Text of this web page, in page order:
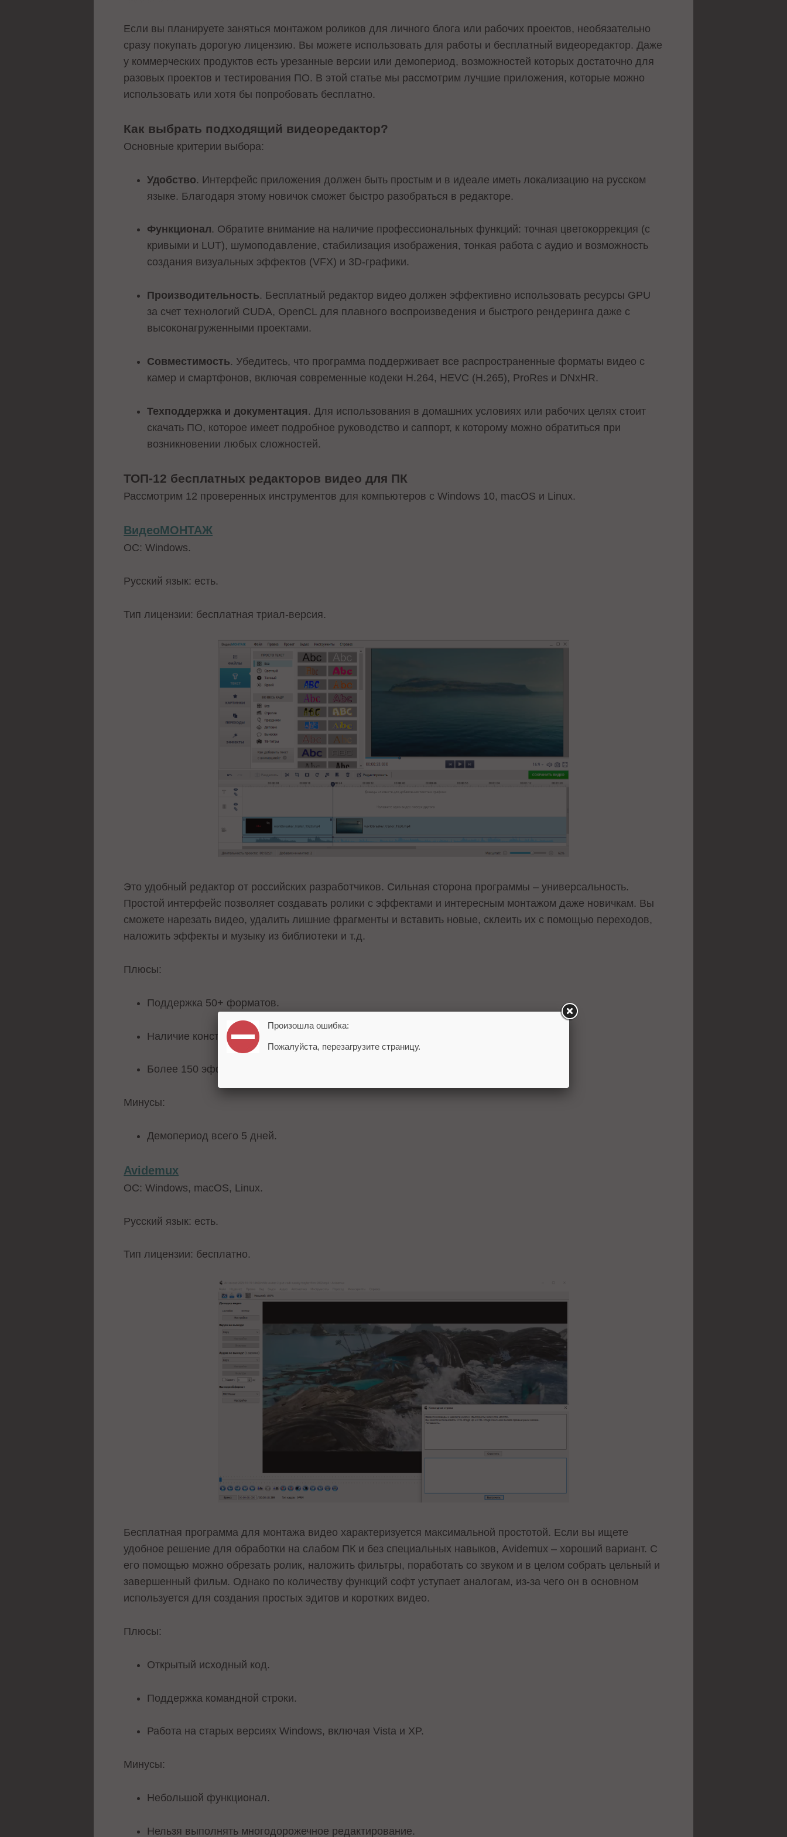
Если вы планируете заняться монтажом роликов для личного блога или рабочих проектов, необязательно
сразу покупать дорогую лицензию. Вы можете использовать для работы и бесплатный видеоредактор. Даже
у коммерческих продуктов есть урезанные версии или демопериод, возможностей которых достаточно для
разовых проектов и тестирования ПО. В этой статье мы рассмотрим лучшие приложения, которые можно
использовать или хотя бы попробовать бесплатно.
Как выбрать подходящий видеоредактор?
Основные критерии выбора:
Удобство. Интерфейс приложения должен быть простым и в идеале иметь локализацию на русском
языке. Благодаря этому новичок сможет быстро разобраться в редакторе.
Функционал. Обратите внимание на наличие профессиональных функций: точная цветокоррекция (с
кривыми и LUT), шумоподавление, стабилизация изображения, тонкая работа с аудио и возможность
создания визуальных эффектов (VFX) и 3D-графики.
Производительность. Бесплатный редактор видео должен эффективно использовать ресурсы GPU
за счет технологий CUDA, OpenCL для плавного воспроизведения и быстрого рендеринга даже с
высоконагруженными проектами.
Совместимость. Убедитесь, что программа поддерживает все распространенные форматы видео с
камер и смартфонов, включая современные кодеки H.264, HEVC (H.265), ProRes и DNxHR.
Техподдержка и документация . Для использования в домашних условиях или рабочих целях стоит
скачать ПО, которое имеет подробное руководство и саппорт, к которому можно обратиться при
возникновении любых сложностей.
ТОП-12 бесплатных редакторов видео для ПК
Рассмотрим 12 проверенных инструментов для компьютеров с Windows 10, macOS и Linux.
ВидеоМОНТАЖ
ОС: Windows.
Русский язык: есть.
Тип лицензии: бесплатная триал-версия.
Это удобный редактор от российских разработчиков. Сильная сторона программы – универсальность.
Простой интерфейс позволяет создавать ролики с эффектами и интересным монтажом даже новичкам. Вы
сможете нарезать видео, удалить лишние фрагменты и вставить новые, склеить их с помощью переходов,
наложить эффекты и музыку из библиотеки и т.д.
Плюсы:
Поддержка 50+ форматов.
Наличие конструктора, упрощающего создание контента.
Более 150 эффектов.
Минусы:
Демопериод всего 5 дней.
Avidemux
ОС: Windows, macOS, Linux.
Русский язык: есть.
Тип лицензии: бесплатно.
Бесплатная программа для монтажа видео характеризуется максимальной простотой. Если вы ищете
удобное решение для обработки на слабом ПК и без специальных навыков, Avidemux – хороший вариант. С
его помощью можно обрезать ролик, наложить фильтры, поработать со звуком и в целом собрать цельный и
завершенный фильм. Однако по количеству функций софт уступает аналогам, из-за чего он в основном
используется для создания простых эдитов и коротких видео.
Плюсы:
Открытый исходный код.
Поддержка командной строки.
Работа на старых версиях Windows, включая Vista и XP.
Минусы:
Небольшой функционал.
Нельзя выполнять многодорожечное редактирование.
Произошла ошибка:
Пожалуйста, перезагрузите страницу.